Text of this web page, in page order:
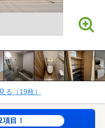
る（19枚）
目！